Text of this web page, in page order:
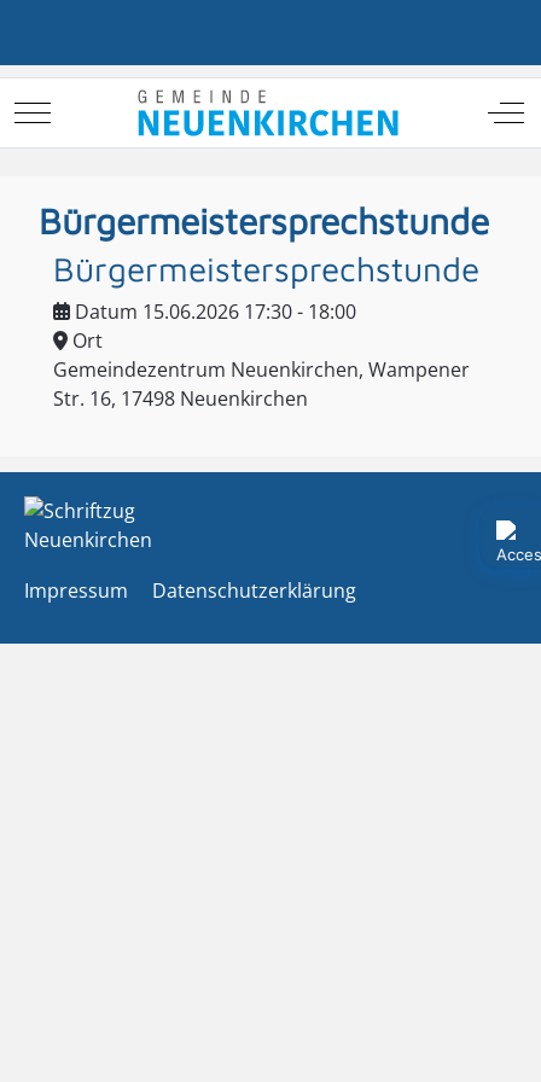
Mobile Menu Toggle
Bürgermeistersprechstunde
Bürgermeistersprechstunde
Datum 15.06.2026 17:30 - 18:00
Ort
Gemeindezentrum Neuenkirchen, Wampener
Str. 16, 17498 Neuenkirchen
Impressum Datenschutzerklärung